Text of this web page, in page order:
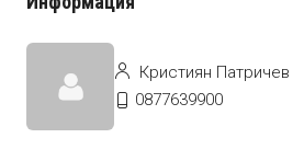
Кристиян Патричев
0877639900